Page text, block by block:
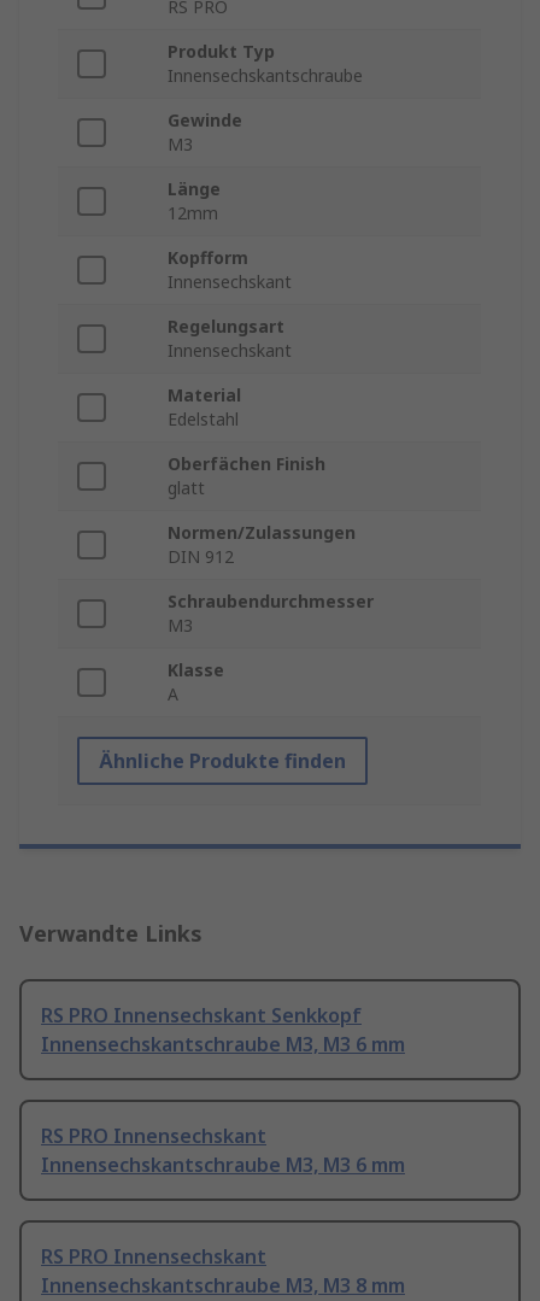
RS PRO
Produkt Typ
Innensechskantschraube
Gewinde
M3
Länge
12mm
Kopfform
Innensechskant
Regelungsart
Innensechskant
Material
Edelstahl
Oberfächen Finish
glatt
Normen/Zulassungen
DIN 912
Schraubendurchmesser
M3
Klasse
A
Ähnliche Produkte finden
Verwandte Links
RS PRO Innensechskant Senkkopf
Innensechskantschraube M3, M3 6 mm
RS PRO Innensechskant
Innensechskantschraube M3, M3 6 mm
RS PRO Innensechskant
Innensechskantschraube M3, M3 8 mm